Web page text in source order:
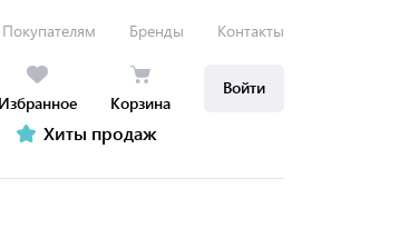
Покупателям Бренды Контакты
Избранное Корзина
Войти
Хиты продаж